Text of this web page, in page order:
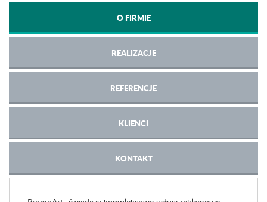
O FIRMIE
REALIZACJE
REFERENCJE
KLIENCI
KONTAKT